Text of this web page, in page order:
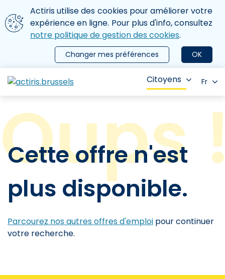
Aller au contenu principal
Nous utilisons des cookies
Actiris utilise des cookies pour améliorer votre
expérience en ligne. Pour plus d'info, consultez
notre politique de gestion des cookies.
OK
Changer mes préférences
le menu
Citoyens Fr
Cette offre n'est
plus disponible.
Parcourez nos autres offres d'emploi pour continuer
votre recherche.